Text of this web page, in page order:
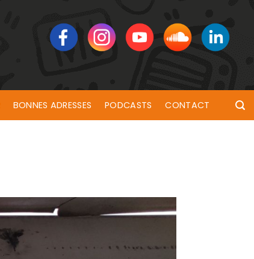
BONNES ADRESSES PODCASTS CONTACT